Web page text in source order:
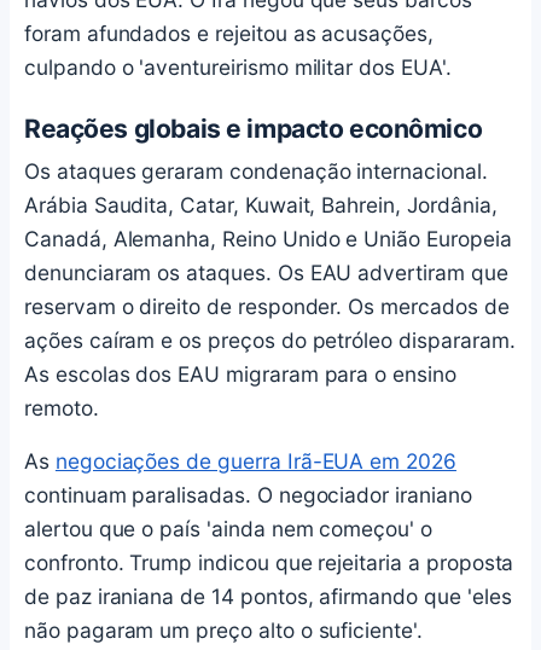
foram afundados e rejeitou as acusações,
culpando o 'aventureirismo militar dos EUA'.
Reações globais e impacto econômico
Os ataques geraram condenação internacional.
Arábia Saudita, Catar, Kuwait, Bahrein, Jordânia,
Canadá, Alemanha, Reino Unido e União Europeia
denunciaram os ataques. Os EAU advertiram que
reservam o direito de responder. Os mercados de
ações caíram e os preços do petróleo dispararam.
As escolas dos EAU migraram para o ensino
remoto.
As negociações de guerra Irã-EUA em 2026
continuam paralisadas. O negociador iraniano
alertou que o país 'ainda nem começou' o
confronto. Trump indicou que rejeitaria a proposta
de paz iraniana de 14 pontos, afirmando que 'eles
não pagaram um preço alto o suficiente'.